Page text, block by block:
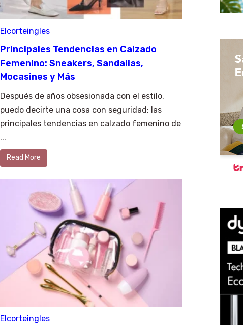
Elcorteingles
Principales Tendencias en Calzado
Femenino: Sneakers, Sandalias,
Mocasines y Más
Después de años obsesionada con el estilo,
puedo decirte una cosa con seguridad: las
principales tendencias en calzado femenino de
...
Read More
Elcorteingles